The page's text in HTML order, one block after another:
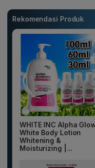
Rekomendasi Produk
WHITE INC Alpha
White Body Lotion
Whitening &
Moisturizing |...